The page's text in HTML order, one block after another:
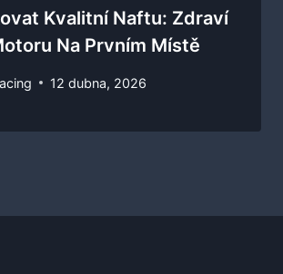
Kvalitní Naftu: Zdraví
Na Prvním Místě
12 dubna, 2026